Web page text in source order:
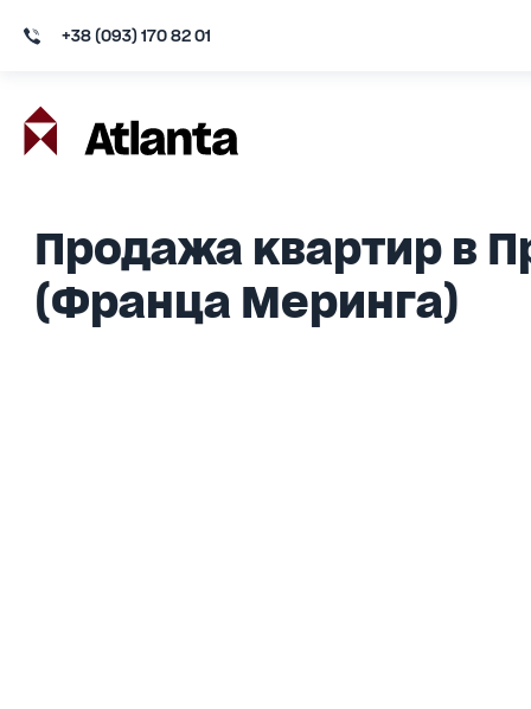
+38 (093) 170 82 01
Продажа квартир в
(Франца Меринга)